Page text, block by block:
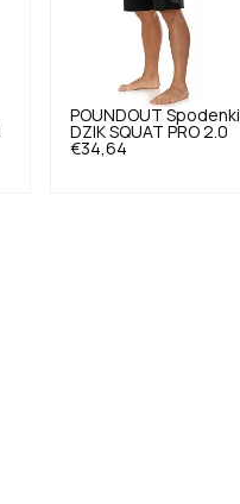
POUNDOUT Spodenki
DZIK SQUAT PRO 2.0
€34,64